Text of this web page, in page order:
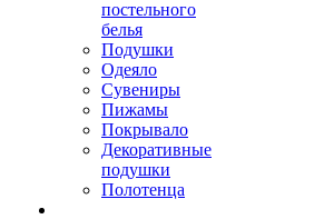
постельного
белья
Подушки
Одеяло
Сувениры
Пижамы
Покрывало
Декоративные
подушки
Полотенца